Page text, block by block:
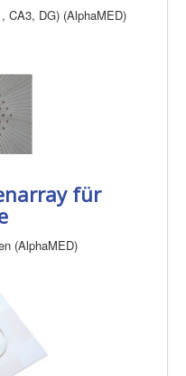
CA3, DG) (AlphaMED)
für
(AlphaMED)